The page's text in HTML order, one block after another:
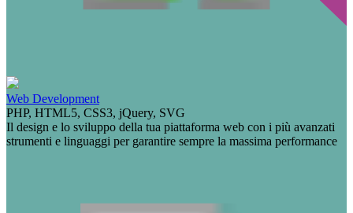
Web Development
PHP, HTML5, CSS3, jQuery, SVG
Il design e lo sviluppo della tua piattaforma web con i più avanzati
strumenti e linguaggi per garantire sempre la massima performance